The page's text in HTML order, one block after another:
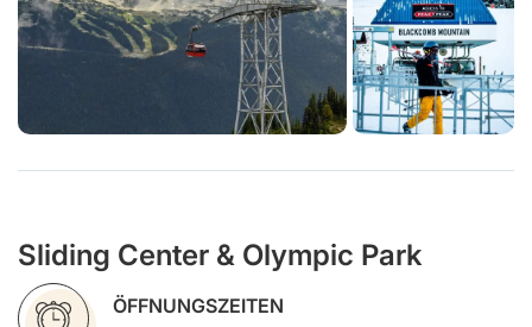
Sliding Center & Olympic Park
ÖFFNUNGSZEITEN